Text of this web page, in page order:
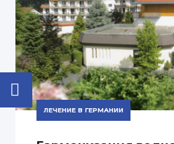
ЛЕЧЕНИЕ В ГЕРМАНИИ